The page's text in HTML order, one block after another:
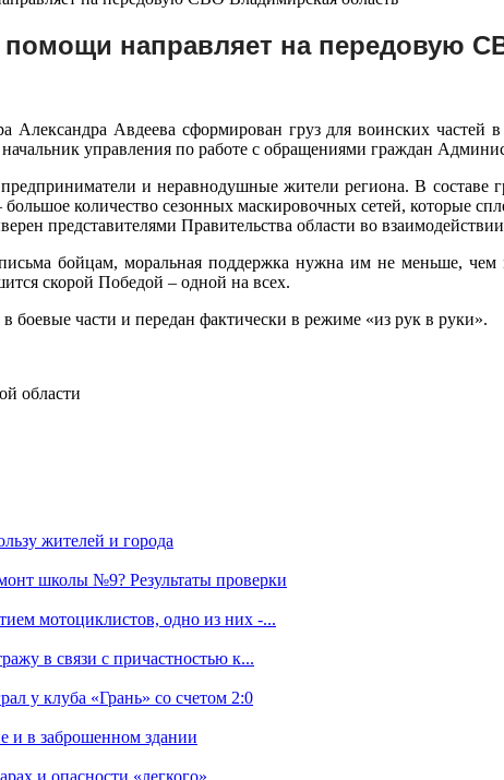
направляет на передовую
Александра Авдеева сформирован груз для воинских
управления по работе с обращениями граждан
и неравнодушные жители региона. В
количество сезонных маскировочных сетей, которые
представителями Правительства области во
бойцам, моральная поддержка нужна им не меньше, чем
скорой Победой – одной на всех.
в боевые части и передан фактически в режиме «из рук в руки».
области
жителей и города
школы №9? Результаты проверки
мотоциклистов, одно из них -...
в связи с причастностью к...
у клуба «Грань» со счетом 2:0
и в заброшенном здании